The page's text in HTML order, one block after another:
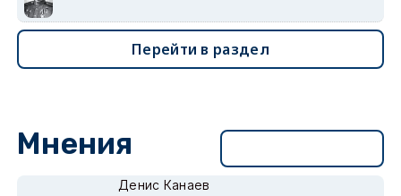
Перейти в раздел
Мнения
Денис Канаев